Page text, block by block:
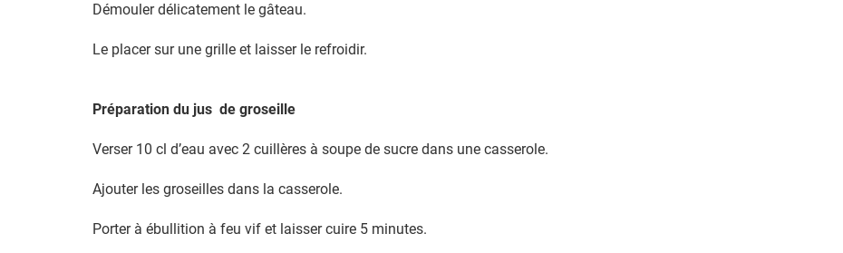
Démouler délicatement le gâteau.
Le placer sur une grille et laisser le refroidir.
Préparation du jus de groseille
Verser 10 cl d’eau avec 2 cuillères à soupe de sucre dans une casserole.
Ajouter les groseilles dans la casserole.
Porter à ébullition à feu vif et laisser cuire 5 minutes.